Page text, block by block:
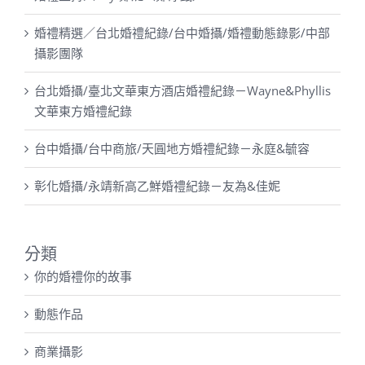
婚禮主持人Kay 鄭婕（鄭淳甄）
婚禮精選／台北婚禮紀錄/台中婚攝/婚禮動態錄影/中部
攝影團隊
台北婚攝/臺北文華東方酒店婚禮紀錄－Wayne&Phyllis
文華東方婚禮紀錄
台中婚攝/台中商旅/天圓地方婚禮紀錄－永庭&毓容
彰化婚攝/永靖新高乙鮮婚禮紀錄－友為&佳妮
分類
你的婚禮你的故事
動態作品